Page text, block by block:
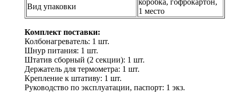
Вид упаковки
коробка, гофрокартон,
1 место
Комплект поставки:
Колбонагреватель: 1 шт.
Шнур питания: 1 шт.
Штатив сборный (2 секции): 1 шт.
Держатель для термометра: 1 шт.
Крепление к штативу: 1 шт.
Руководство по эксплуатации, паспорт: 1 экз.